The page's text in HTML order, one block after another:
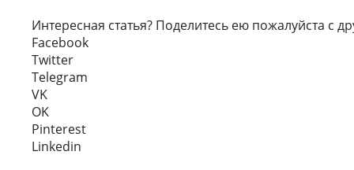
Интересная статья? Поделитесь ею пожалуйста с
Facebook
Twitter
Telegram
VK
OK
Pinterest
Linkedin